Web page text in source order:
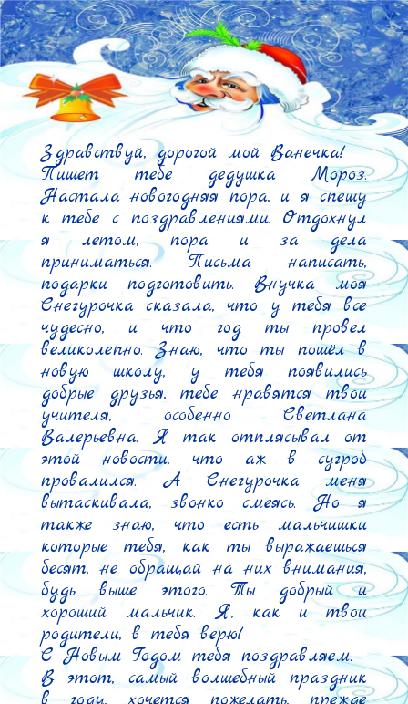
Здравствуй, дорогой мой Ванечка!
Пишет тебе дедушка Мороз.
Настала новогодняя пора, и я спешу
к тебе с поздравлениями. Отдохнул
я летом, пора и за дела
приниматься. Письма написать,
подарки подготовить. Внучка моя
Снегурочка сказала, что у тебя все
чудесно, и что год ты провел
великолепно. Знаю, что ты пошёл в
новую школу, у тебя появились
добрые друзья, тебе нравятся твои
учителя, особенно Светлана
Валерьевна. Я так отплясывал от
этой новости, что аж в сугроб
провалился. А Снегурочка меня
вытаскивала, звонко смеясь. Но я
также знаю, что есть мальчишки
которые тебя, как ты выражаешься
бесят, не обращай на них внимания,
будь выше этого. Ты добрый и
хороший мальчик. Я, как и твои
родители, в тебя верю!
С Новым Годом тебя поздравляем.
В этот, самый волшебный праздник